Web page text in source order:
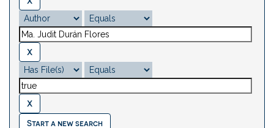
Start a new search